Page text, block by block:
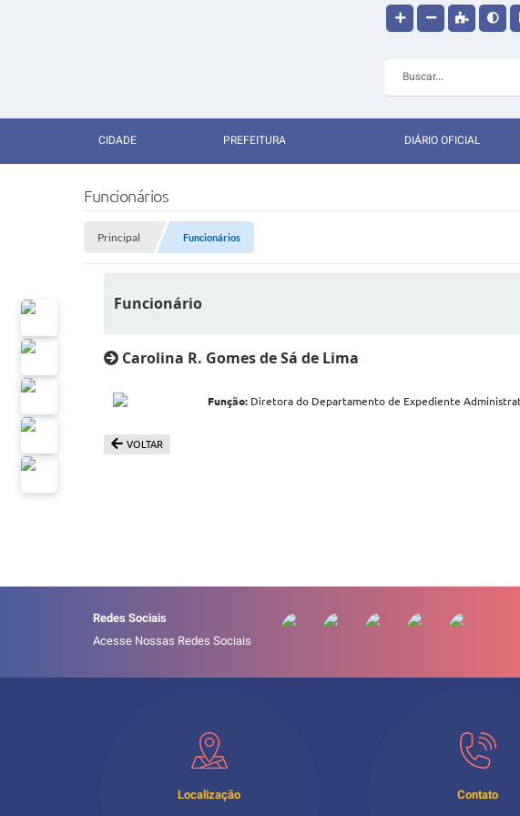
CIDADE PREFEITURA DIÁRIO OFICIAL
Funcionários
Principal Funcionários
Funcionário
Carolina R. Gomes de Sá de Lima
Função:Diretora do Departamento de Expediente
VOLTAR
Redes Sociais
Acesse Nossas Redes Sociais
Localização
Contato